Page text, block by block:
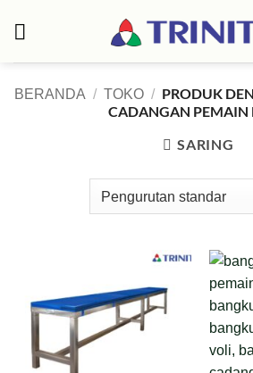
BERANDA / TOKO / PRODUK
CADANGAN PEMAIN
SARING